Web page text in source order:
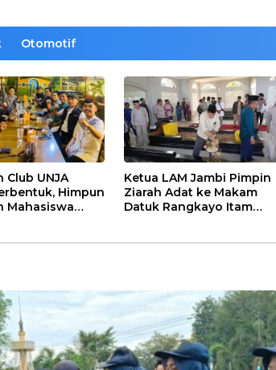
Otomotif
Club UNJA
Himpun
Mahasiswa
Ketua LAM Jambi Pimpin
Ziarah Adat ke Makam
Datuk Rangkayo Itam